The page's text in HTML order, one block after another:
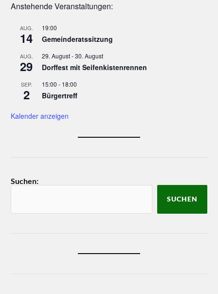
Anstehende Veranstaltungen:
AUG.
14
19:00
Gemeinderatssitzung
AUG.
29
29. August-30. August
Dorffest mit Seifenkistenrennen
SEP.
2
15:00 - 18:00
Bürgertreff
Kalender anzeigen
Suchen:
SUCHEN